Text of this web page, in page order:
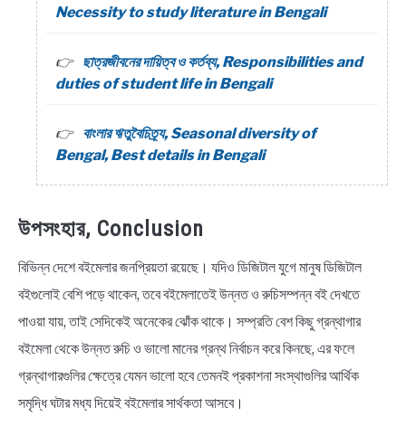
Necessity to study literature in Bengali
ছাত্রজীবনের দায়িত্ব ও কর্তব্য, Responsibilities and
duties of student life in Bengali
বাংলার ঋতুবৈচিত্র্য, Seasonal diversity of
Bengal, Best details in Bengali
উপসংহার, Conclusion
বিভিন্ন দেশে বইমেলার জনপ্রিয়তা রয়েছে। যদিও ডিজিটাল যুগে মানুষ ডিজিটাল
বইগুলোই বেশি পড়ে থাকেন, তবে বইমেলাতেই উন্নত ও রুচিসম্পন্ন বই দেখতে
পাওয়া যায়, তাই সেদিকেই অনেকের ঝোঁক থাকে। সম্প্রতি বেশ কিছু গ্রন্থাগার
বইমেলা থেকে উন্নত রুচি ও ভালো মানের গ্রন্থ নির্বাচন করে কিনছে, এর ফলে
গ্রন্থাগারগুলির ক্ষেত্রে যেমন ভালো হবে তেমনই প্রকাশনা সংস্থাগুলির আর্থিক
সমৃদ্ধি ঘটার মধ্য দিয়েই বইমেলার সার্থকতা আসবে।